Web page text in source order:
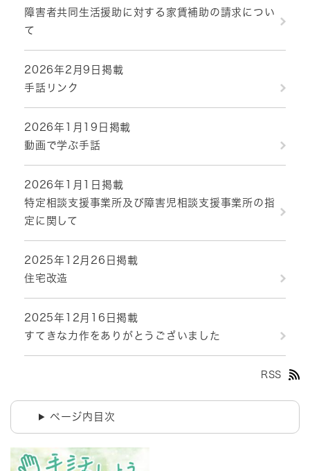
障害者共同生活援助に対する家賃補助の請求につい
て
2026年2月9日掲載
手話リンク
2026年1月19日掲載
動画で学ぶ手話
2026年1月1日掲載
特定相談支援事業所及び障害児相談支援事業所の指
定に関して
2025年12月26日掲載
住宅改造
2025年12月16日掲載
すてきな力作をありがとうございました
RSS
ページ内目次